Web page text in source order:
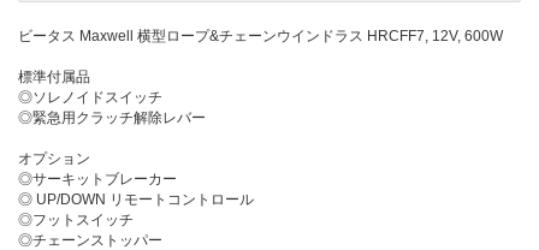
ビータス Maxwell 横型ロープ&チェーンウインドラス HRCFF7, 12V, 600W
標準付属品
◎ソレノイドスイッチ
◎緊急用クラッチ解除レバー
オプション
◎サーキットブレーカー
◎ UP/DOWN リモートコントロール
◎フットスイッチ
◎チェーンストッパー